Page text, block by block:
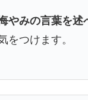
やみの言葉を述
をつけます。